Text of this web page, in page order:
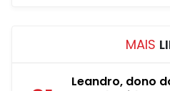
MAIS
Leandro, dono